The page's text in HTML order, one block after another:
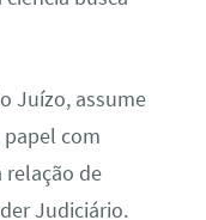
Juízo, assume
com
de
Judiciário.